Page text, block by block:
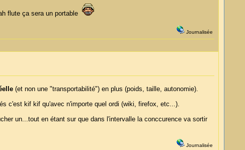
flute ça sera un portable
Journalisée
(et non une "transportabilité") en plus (poids, taille, autonomie).
c'est kif kif qu'avec n'importe quel ordi (wiki, firefox, etc...).
un...tout en étant sur que dans l'intervalle la conccurence va sortir
Journalisée